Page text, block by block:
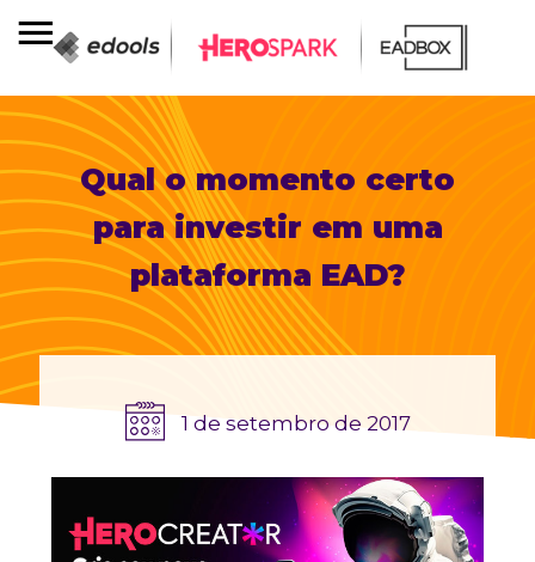
Qual o momento certo
para investir em uma
plataforma EAD?
1 de setembro de 2017